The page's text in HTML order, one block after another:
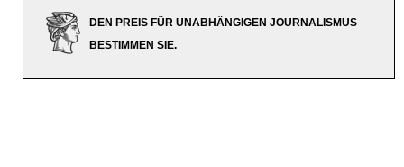
DEN PREIS FÜR UNABHÄNGIGEN JOURNALISMUS
BESTIMMEN SIE.